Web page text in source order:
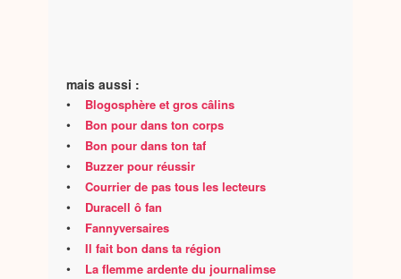
mais aussi :
• Blogosphère et gros câlins
• Bon pour dans ton corps
• Bon pour dans ton taf
• Buzzer pour réussir
• Courrier de pas tous les lecteurs
• Duracell ô fan
• Fannyversaires
• Il fait bon dans ta région
• La flemme ardente du journalimse